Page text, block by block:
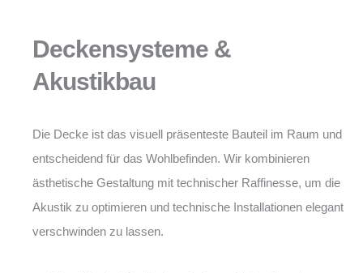
Deckensysteme &
Akustikbau
Die Decke ist das visuell präsenteste Bauteil im Raum und
entscheidend für das Wohlbefinden. Wir kombinieren
ästhetische Gestaltung mit technischer Raffinesse, um die
Akustik zu optimieren und technische Installationen elegant
verschwinden zu lassen.